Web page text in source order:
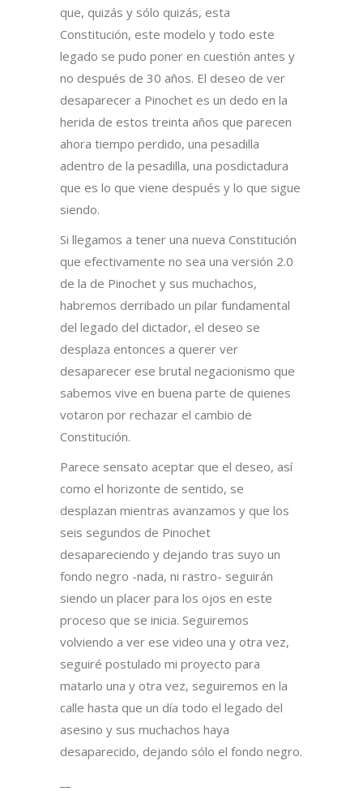
que, quizás y sólo quizás, esta
Constitución, este modelo y todo este
legado se pudo poner en cuestión antes y
no después de 30 años. El deseo de ver
desaparecer a Pinochet es un dedo en la
herida de estos treinta años que parecen
ahora tiempo perdido, una pesadilla
adentro de la pesadilla, una posdictadura
que es lo que viene después y lo que sigue
siendo.
Si llegamos a tener una nueva Constitución
que efectivamente no sea una versión 2.0
de la de Pinochet y sus muchachos,
habremos derribado un pilar fundamental
del legado del dictador, el deseo se
desplaza entonces a querer ver
desaparecer ese brutal negacionismo que
sabemos vive en buena parte de quienes
votaron por rechazar el cambio de
Constitución.
Parece sensato aceptar que el deseo, así
como el horizonte de sentido, se
desplazan mientras avanzamos y que los
seis segundos de Pinochet
desapareciendo y dejando tras suyo un
fondo negro -nada, ni rastro- seguirán
siendo un placer para los ojos en este
proceso que se inicia. Seguiremos
volviendo a ver ese video una y otra vez,
seguiré postulado mi proyecto para
matarlo una y otra vez, seguiremos en la
calle hasta que un día todo el legado del
asesino y sus muchachos haya
desaparecido, dejando sólo el fondo negro.